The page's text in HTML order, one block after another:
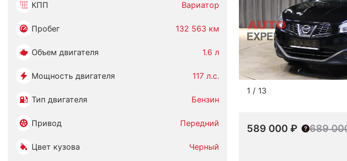
КПП Вариатор
Пробег 132 563 км
Объем двигателя 1.6 л
Мощность двигателя 117 л.с.
Тип двигателя Бензин
Привод Передний
Цвет кузова Черный
1 / 13
589 000 ₽ 689